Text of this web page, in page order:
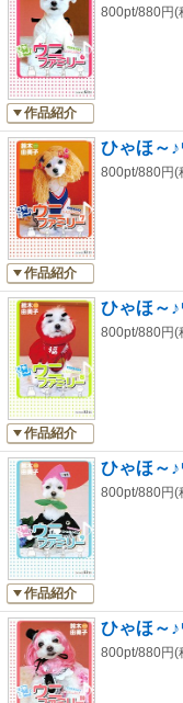
作品紹介
800pt/880円(
作品紹介
ひゃほ～♪
800pt/880円(
作品紹介
ひゃほ～♪
800pt/880円(
作品紹介
ひゃほ～♪
800pt/880円(
ひゃほ～♪
800pt/880円(